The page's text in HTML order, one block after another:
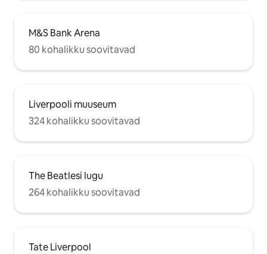
M&S Bank Arena
80 kohalikku soovitavad
Liverpooli muuseum
324 kohalikku soovitavad
The Beatlesi lugu
264 kohalikku soovitavad
Tate Liverpool